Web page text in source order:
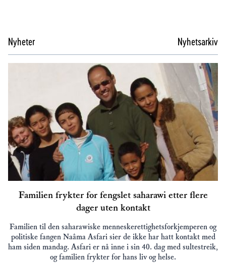
Nyheter Nyhetsarkiv
Familien frykter for fengslet saharawi etter flere
dager uten kontakt
Familien til den saharawiske menneskerettighetsforkjemperen og
politiske fangen Naâma Asfari sier de ikke har hatt kontakt med
ham siden mandag. Asfari er nå inne i sin 40. dag med sultestreik,
og familien frykter for hans liv og helse.